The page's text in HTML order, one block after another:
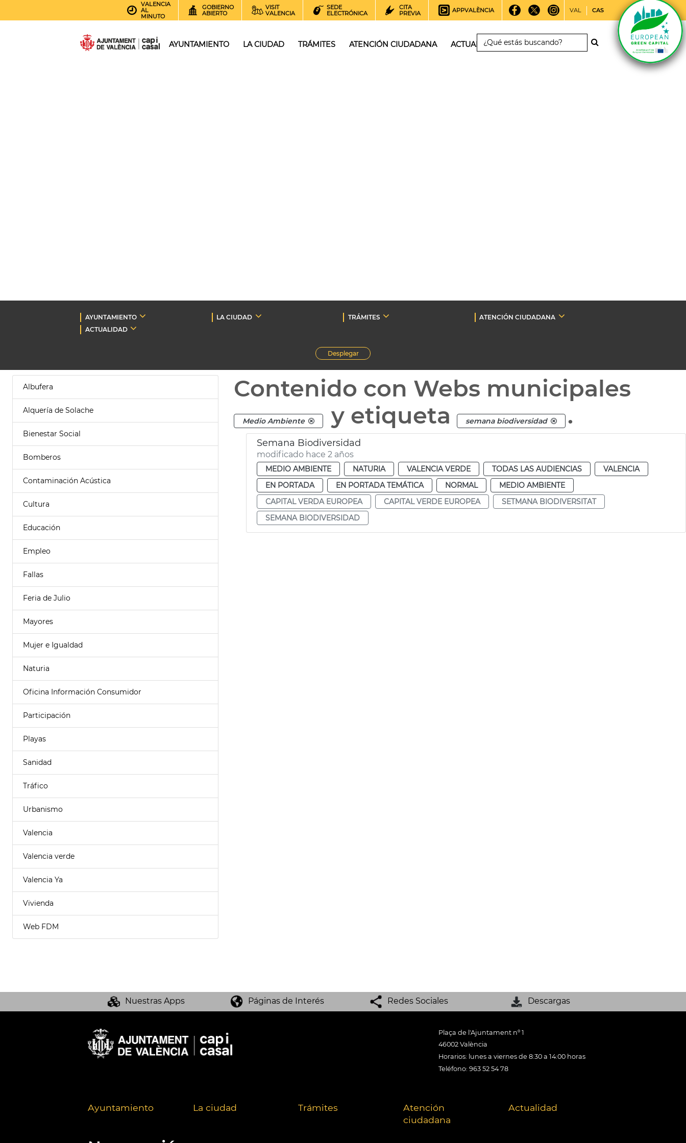
VALENCIA
AL
MINUTO
GOBIERNO
ABIERTO
VISIT
VALENCIA
SEDE
ELECTRÓNICA
CITA
PREVIA
APPVALÈNCIA VAL CAS
AYUNTAMIENTO LA CIUDAD TRÁMITES ATENCIÓN CIUDADANA ACTUALIDAD
AYUNTAMIENTO LA CIUDAD TRÁMITES
ATENCIÓN CIUDADANA
ACTUALIDAD
Desplegar
Albufera
Alquería de Solache
Bienestar Social
Bomberos
Contaminación Acústica
Cultura
Educación
Empleo
Fallas
Feria de Julio
Mayores
Mujer e Igualdad
Naturia
Oficina Información Consumidor
Participación
Playas
Sanidad
Tráfico
Urbanismo
Valencia
Valencia verde
Valencia Ya
Vivienda
Web FDM
Contenido con Webs municipales
Medio Ambiente y etiqueta semana biodiversidad .
Semana Biodiversidad
modificado hace 2 años
MEDIO AMBIENTE NATURIA VALENCIA VERDE TODAS LAS AUDIENCIAS
VALENCIA
EN PORTADA
EN PORTADA TEMÁTICA NORMAL
MEDIO AMBIENTE
CAPITAL VERDA EUROPEA
CAPITAL VERDE EUROPEA
SETMANA BIODIVERSITAT
SEMANA BIODIVERSIDAD
Nuestras Apps Páginas de Interés Redes Sociales Descargas
Plaça de l'Ajuntament nº 1
46002 València
Horarios: lunes a viernes de 8:30 a 14:00 horas
Teléfono: 963 52 54 78
Ayuntamiento La ciudad Trámites
Atención
ciudadana
Actualidad